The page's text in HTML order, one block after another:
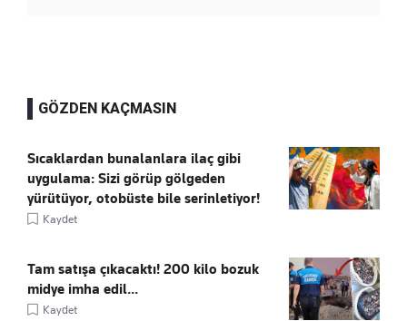
GÖZDEN KAÇMASIN
Sıcaklardan bunalanlara ilaç gibi
uygulama: Sizi görüp gölgeden
yürütüyor, otobüste bile serinletiyor!
Kaydet
Tam satışa çıkacaktı! 200 kilo bozuk
midye imha edil...
Kaydet